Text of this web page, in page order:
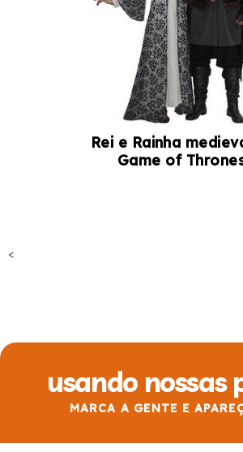
Rei e Rainha
Game of
<
usando nossas
MARCA A GENTE E